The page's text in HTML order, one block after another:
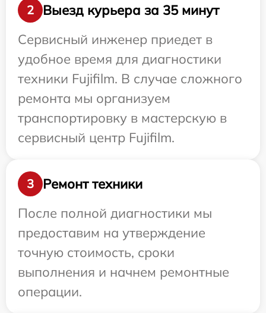
2
Выезд курьера за 35 минут
Сервисный инженер приедет в
удобное время для диагностики
техники Fujifilm. В случае сложного
ремонта мы организуем
транспортировку в мастерскую в
сервисный центр Fujifilm.
3
Ремонт техники
После полной диагностики мы
предоставим на утверждение
точную стоимость, сроки
выполнения и начнем ремонтные
операции.